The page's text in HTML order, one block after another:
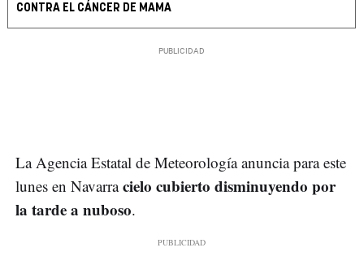
CONTRA EL CÁNCER DE MAMA
La Agencia Estatal de Meteorología anuncia para este
lunes en Navarracielo cubierto disminuyendo por
la tarde a nuboso.